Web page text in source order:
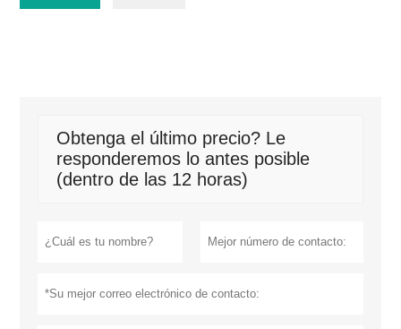
Obtenga el último precio? Le
responderemos lo antes posible
(dentro de las 12 horas)